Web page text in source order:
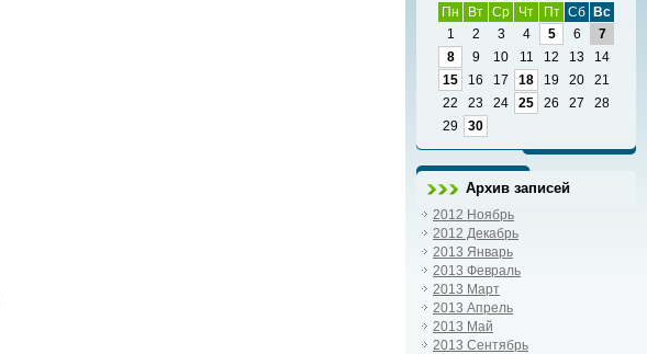
Пн
Вт Ср Чт Пт Сб
Вс
1
2 3 4 5 6
7
8
9 10 11 12 13
14
15
16 17 18 19 20
21
22
23 24 25 26 27
28
29
30
Архив записей
2012 Ноябрь
2012 Декабрь
2013 Январь
2013 Февраль
2013 Март
2013 Апрель
2013 Май
2013 Сентябрь